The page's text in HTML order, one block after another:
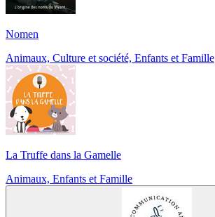
Nomen
Animaux, Culture et société, Enfants et Famille
La Truffe dans la Gamelle
Animaux, Enfants et Famille